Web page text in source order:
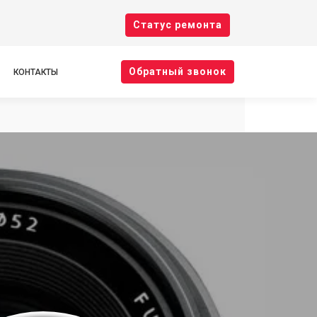
Cтатус ремонта
КОНТАКТЫ Oбратный звонок